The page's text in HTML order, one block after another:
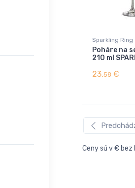
Sparkling Ring
Poháre na
210 ml
23,58 €
Ceny sú v € bez